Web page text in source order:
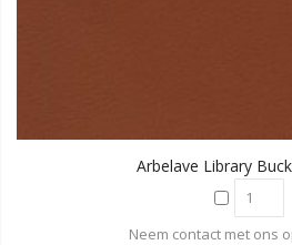
Arbelave Library
Neem contact met ons